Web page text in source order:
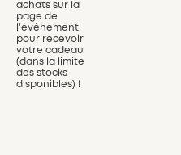
achats sur la
page de
l'évènement
pour recevoir
votre cadeau
(dans la limite
des stocks
disponibles) !